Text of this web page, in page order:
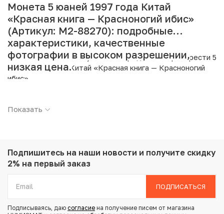
Монета 5 юаней 1997 года Китай
«Красная книга — Красноногий ибис»
(Артикул: M2-88270): подробные
характеристики, качественные
фотографии в высоком разрешении,
низкая цена.
Интернет магазин «Нумизмат» предлагает приобрести 5
юаней 1997 года Китай «Красная книга — Красноногий
ибис».
Металл: Медь
Вес: 13.3 г
Состояние: AU
Показать
Подпишитесь на наши новости и получите скидку
2% на первый заказ
ПОДПИСАТЬСЯ
Подписываясь, даю согласие на получение писем от магазина